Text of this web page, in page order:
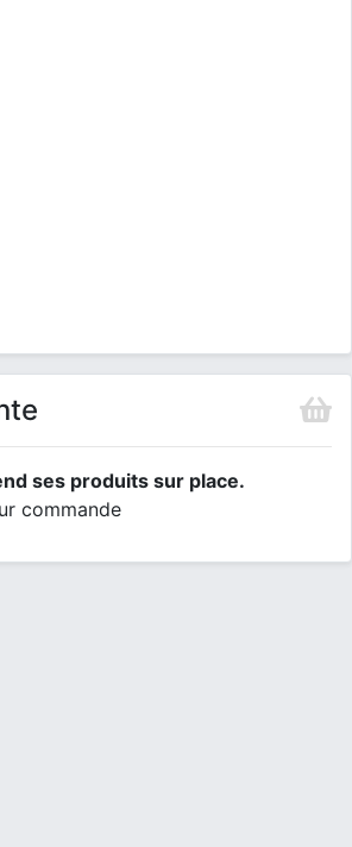
ses produits sur place.
commande